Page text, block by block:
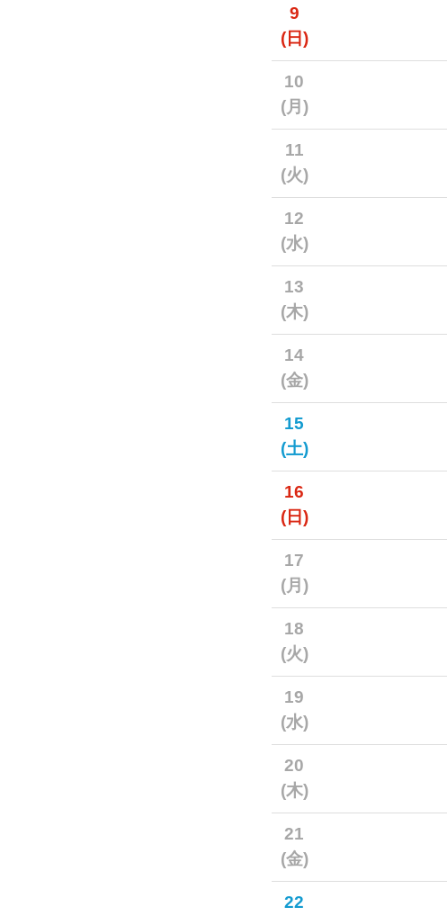
9
(日)
10
(月)
11
(火)
12
(水)
13
(木)
14
(金)
15
(土)
16
(日)
17
(月)
18
(火)
19
(水)
20
(木)
21
(金)
22